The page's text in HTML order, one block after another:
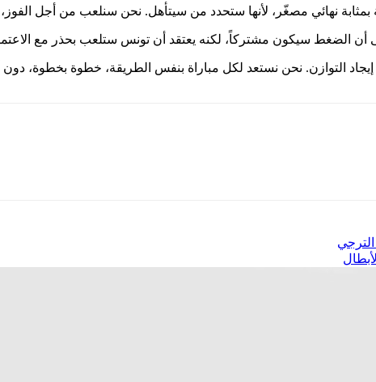
بمثابة نهائي مصغّر، لأنها ستحدد من سيتأهل. نحن سنلعب من أجل
الضغط سيكون مشتركاً، لكنه يعتقد أن تونس ستلعب بحذر مع
إيجاد التوازن. نحن نستعد لكل مباراة بنفس الطريقة، خطوة بخطوة،